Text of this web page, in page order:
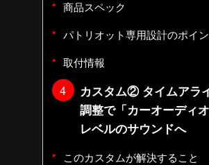
商品スペック
パトリオット専用設計のポイン
取付情報
カスタム② タイムアラ
調整で「カーオーディオ
レベルのサウンドへ
このカスタムが解決すること